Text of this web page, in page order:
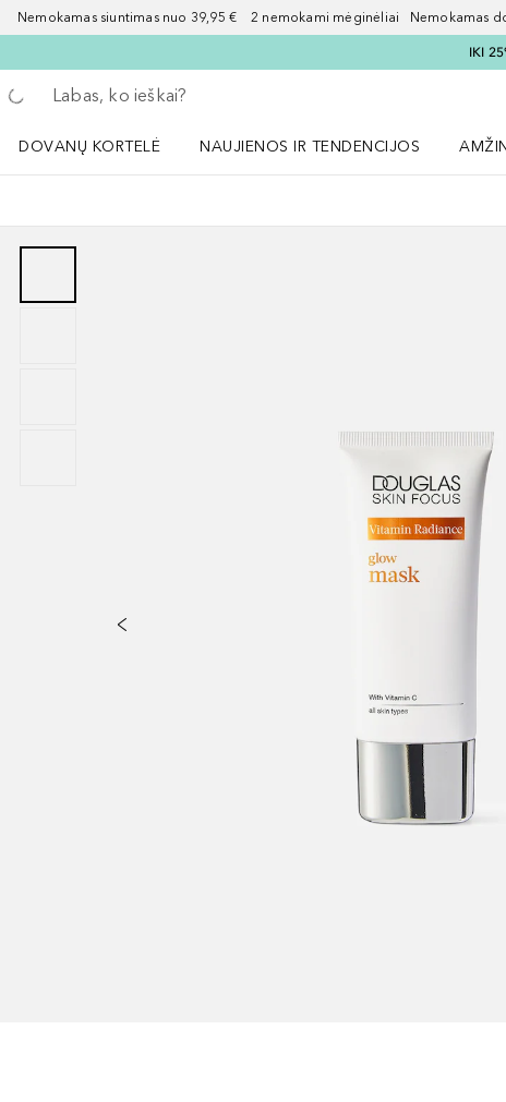
Nemokamas siuntimas nuo 39,95 € 2 nemokami mėginėliai Nemokamas
IKI
Grįžk atgal
Vykdykite paiešką
DOVANŲ KORTELĖ
NAUJIENOS IR TENDENCIJOS